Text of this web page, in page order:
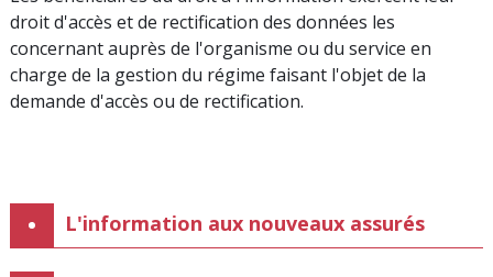
droit d'accès et de rectification des données les
concernant auprès de l'organisme ou du service en
charge de la gestion du régime faisant l'objet de la
demande d'accès ou de rectification.
L'information aux nouveaux assurés